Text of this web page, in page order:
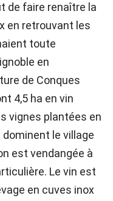
de faire renaître la
en retrouvant les
toute
en
de Conques
4,5 ha en vin
vignes plantées en
le village
est vendangée à
Le vin est
en cuves inox